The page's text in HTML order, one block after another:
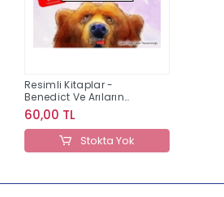
Resimli Kitaplar -
Benedict Ve Arıların
İşbirliği
60,00 TL
Stokta Yok